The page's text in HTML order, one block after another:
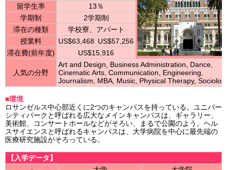
留学生率
13％
学期制
2学期制
滞在の種類
学校寮、アパート
授業料
US$63,468 US$57,256
滞在費(前年度)
US$15,916
人気の分野
Art and Design, Business Administration, Dance,
Cinematic Arts, Communication, Engineering,
Journalism, MBA, Music, Physical Therapy,
■環境
ロサンゼルス中心部近くに2つのキャンパスを持っている。ユニバー
シティパークと呼ばれる広大なメインキャンパスは、ギャラリー、
美術館、コンサートホールなどがそろい、まるで公園のよう。ヘル
スサイエンスと呼ばれるキャンパスは、大学病院を中心に最先端の
医療研究施設がそろっている。
【入学データ】